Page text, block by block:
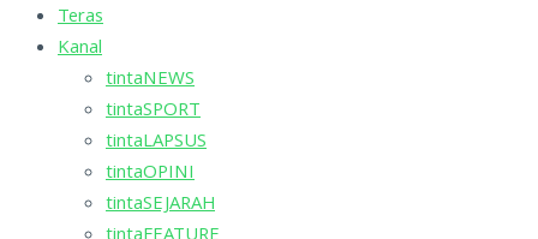
Teras
Kanal
tintaNEWS
tintaSPORT
tintaLAPSUS
tintaOPINI
tintaSEJARAH